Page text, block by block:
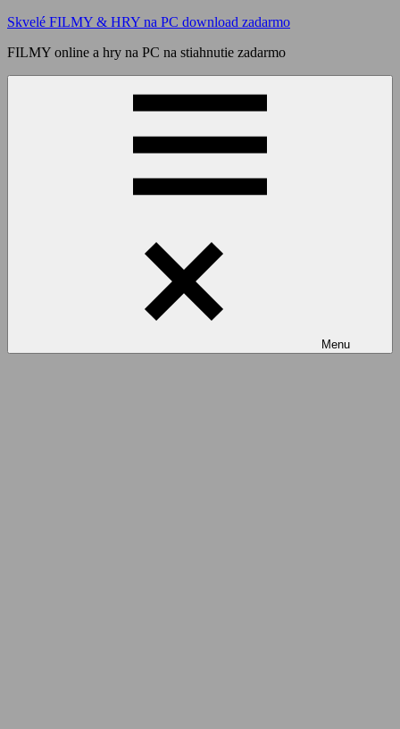
Skip
content
Skvelé FILMY & HRY na PC download zadarmo
FILMY online a hry na PC na stiahnutie zadarmo
Menu